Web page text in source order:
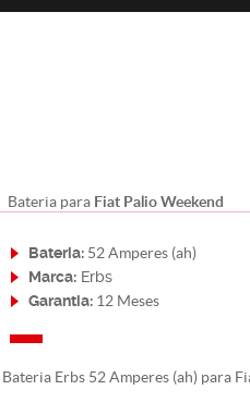
Bateria para Fiat Palio Weekend
Bateria: 52 Amperes (ah)
Marca: Erbs
Garantia: 12 Meses
Bateria Erbs 52 Amperes (ah) para